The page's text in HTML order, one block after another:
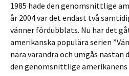
1985 hade den genomsnittlige
år 2004 var det endast två
vänner fördubblats. Nu har det
amerikanska populära serien
nära varandra och umgås
den genomsnittlige